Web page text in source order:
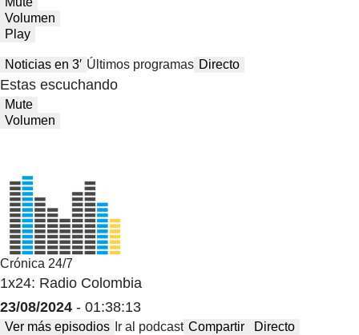
Volumen
Play
Noticias en 3′ Últimos programas Directo
Estas escuchando
Mute
Volumen
Crónica 24/7
1x24: Radio Colombia
23/08/2024 - 01:38:13
Ver más episodios Ir al podcast Compartir Directo